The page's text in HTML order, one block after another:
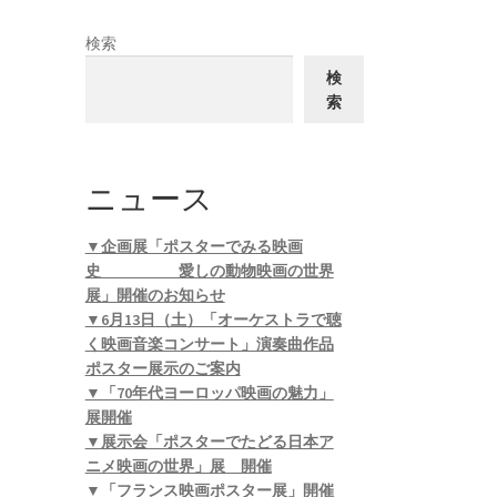
検索
検
索
ニュース
▼企画展「ポスターでみる映画
史 愛しの動物映画の世界
展」開催のお知らせ
▼6月13日（土）「オーケストラで聴
く映画音楽コンサート」演奏曲作品
ポスター展示のご案内
▼「70年代ヨーロッパ映画の魅力」
展開催
▼展示会「ポスターでたどる日本ア
ニメ映画の世界」展 開催
▼「フランス映画ポスター展」開催